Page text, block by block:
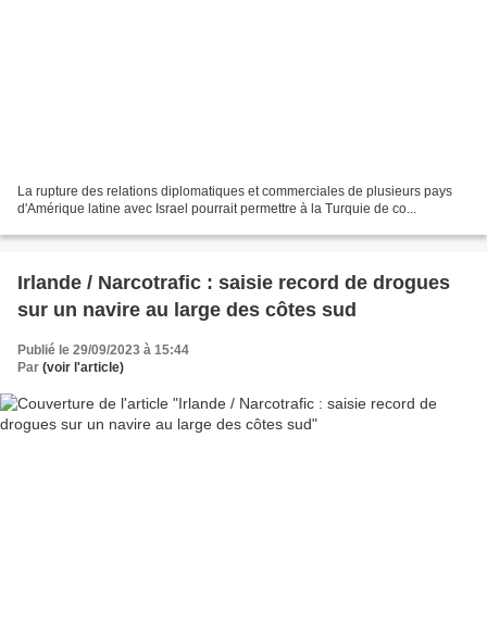
La rupture des relations diplomatiques et commerciales de plusieurs pays
d'Amérique latine avec Israel pourrait permettre à la Turquie de co...
Irlande / Narcotrafic : saisie record de drogues
sur un navire au large des côtes sud
Publié le 29/09/2023 à 15:44
Par (voir l'article)